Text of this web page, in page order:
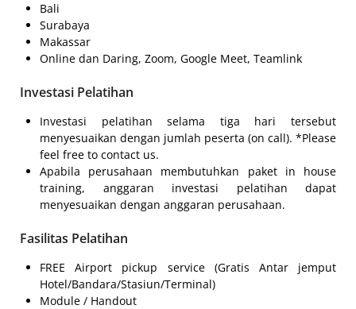
Bali
Surabaya
Makassar
Online dan Daring, Zoom, Google Meet, Teamlink
Investasi Pelatihan
Investasi pelatihan selama tiga hari tersebut
menyesuaikan dengan jumlah peserta (on call). *Please
feel free to contact us.
Apabila perusahaan membutuhkan paket in house
training, anggaran investasi pelatihan dapat
menyesuaikan dengan anggaran perusahaan.
Fasilitas Pelatihan
FREE Airport pickup service (Gratis Antar jemput
Hotel/Bandara/Stasiun/Terminal)
Module / Handout